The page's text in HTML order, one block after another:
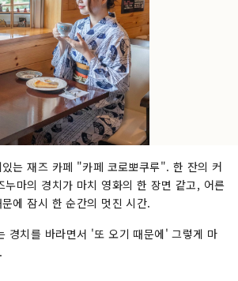
는 재즈 카페 "카페 코로뽀쿠루". 한 잔의 커
누마의 경치가 마치 영화의 한 장면 같고, 어른
에 잠시 한 순간의 멋진 시간.
경치를 바라면서 '또 오기 때문에' 그렇게 마